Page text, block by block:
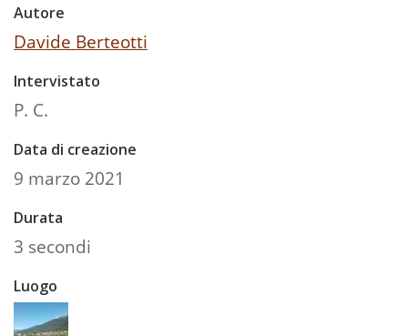
Autore
Davide Berteotti
Intervistato
P. C.
Data di creazione
9 marzo 2021
Durata
3 secondi
Luogo